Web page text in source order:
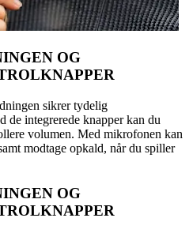
OG
sikrer tydelig
de integrerede knapper kan du
volumen. Med mikrofonen kan
modtage opkald, når du spiller
OG